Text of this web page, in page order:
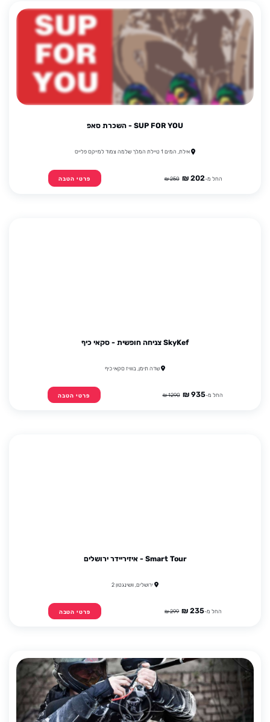
SUP FOR YOU - השכרת סאפ
אילת, המים 1 טיילת המלך שלמה צמוד למייקס פלייס
החל מ-202 ₪
250 ₪ פרטי הטבה
SkyKef צניחה חופשית - סקאי כיף
שדה תימן, בווויז סקאי כיף
החל מ-935 ₪
1290 ₪ פרטי הטבה
Smart Tour - איזיריידר ירושלים
ירושלים, וושינגטון 2
החל מ-235 ₪
299 ₪ פרטי הטבה